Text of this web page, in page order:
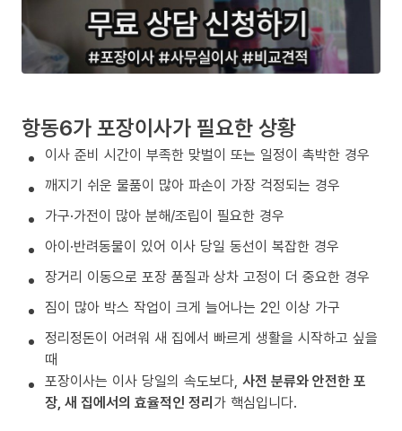
항동6가 포장이사가 필요한 상황
이사 준비 시간이 부족한 맞벌이 또는 일정이 촉박한 경우
깨지기 쉬운 물품이 많아 파손이 가장 걱정되는 경우
가구·가전이 많아 분해/조립이 필요한 경우
아이·반려동물이 있어 이사 당일 동선이 복잡한 경우
장거리 이동으로 포장 품질과 상차 고정이 더 중요한 경우
짐이 많아 박스 작업이 크게 늘어나는 2인 이상 가구
정리정돈이 어려워 새 집에서 빠르게 생활을 시작하고 싶을
때
포장이사는 이사 당일의 속도보다, 사전 분류와 안전한 포
장, 새 집에서의 효율적인 정리가 핵심입니다.